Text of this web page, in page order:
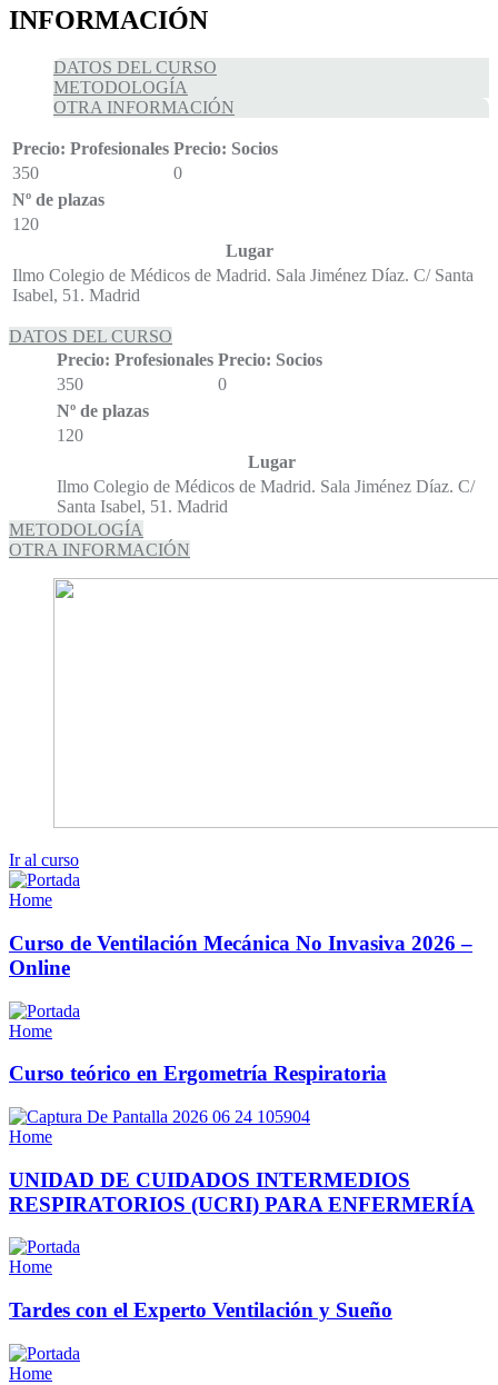
INFORMACIÓN
DATOS DEL CURSO
METODOLOGÍA
OTRA INFORMACIÓN
Precio: Profesionales Precio: Socios
350
0
Nº de plazas
120
Lugar
Ilmo Colegio de Médicos de Madrid. Sala Jiménez Díaz. C/ Santa
Isabel, 51. Madrid
DATOS DEL CURSO
Precio: Profesionales Precio: Socios
350
0
Nº de plazas
120
Lugar
Ilmo Colegio de Médicos de Madrid. Sala Jiménez Díaz. C/
Santa Isabel, 51. Madrid
METODOLOGÍA
OTRA INFORMACIÓN
Ir al curso
Home
Curso de Ventilación Mecánica No Invasiva 2026 –
Online
Home
Curso teórico en Ergometría Respiratoria
Home
UNIDAD DE CUIDADOS INTERMEDIOS
RESPIRATORIOS (UCRI) PARA ENFERMERÍA
Home
Tardes con el Experto Ventilación y Sueño
Home